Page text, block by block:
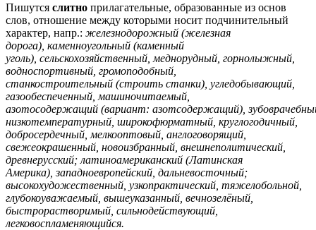
Пишутся слитно прилагательные, образованные из основ
слов, отношение между которыми носит подчинительный
характер, напр.: железнодорожный (железная
дорога), каменноугольный (каменный
уголь), сельскохозяйственный, меднорудный, горнолыжный,
водноспортивный, громоподобный,
станкостроительный (строить станки), угледобывающий,
газообеспеченный, машиночитаемый,
азотосодержащий (вариант: азотсодержащий),
низкотемпературный, широкофюрматный, круглогодичный,
добросердечный, мелкооптовый, англоговорящий,
свежеокрашенный, новоизбранный, внешнеполитический,
древнерусский; латиноамериканский (Латинская
Америка), западноевропейский, дальневосточный;
высокохудожественный, узкопрактический, тяжелобольной,
глубокоуважаемый, вышеуказанный, вечнозелёный,
быстрорастворимый, сильнодействующий,
легковоспламеняющийся.